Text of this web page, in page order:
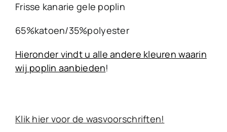
Frisse kanarie gele poplin
65%katoen/35%polyester
Hieronder vindt u alle andere kleuren waarin
wij poplin aanbieden!
Klik hier voor de wasvoorschriften!